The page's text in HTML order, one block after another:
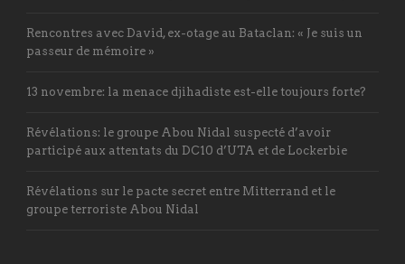
Rencontres avec David, ex-otage au Bataclan: « Je suis un
passeur de mémoire »
13 novembre: la menace djihadiste est-elle toujours forte?
Révélations: le groupe Abou Nidal suspecté d’avoir
participé aux attentats du DC10 d’UTA et de Lockerbie
Révélations sur le pacte secret entre Mitterrand et le
groupe terroriste Abou Nidal